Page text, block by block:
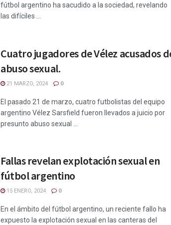
fútbol argentino ha sacudido a la sociedad, revelando
las difíciles ...
Cuatro jugadores de Vélez acusados
abuso sexual.
21 MARZO, 2024 0
El pasado 21 de marzo, cuatro futbolistas del equipo
argentino Vélez Sarsfield fueron llevados a juicio por
presunto abuso sexual ...
Fallas revelan explotación sexual en
fútbol argentino
15 ENERO, 2024 0
En el ámbito del fútbol argentino, un reciente fallo ha
expuesto la explotación sexual en las canteras del